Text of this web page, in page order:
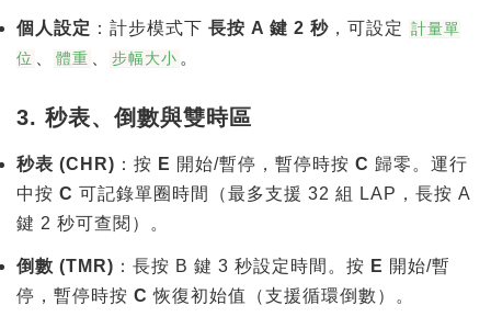
個人設定 ：計步模式下 長按 A 鍵 2 秒 ，可設定 計量單
位
體重 步幅大小 。
3. 秒表、倒數與雙時區
秒表 (CHR) ：按 E 開始/暫停，暫停時按 C 歸零。運行
中按 C 可記錄單圈時間（最多支援 32 組 LAP，長按 A
鍵 2 秒可查閱）。
倒數 (TMR) ：長按 B 鍵 3 秒設定時間。按 E 開始/暫
停，暫停時按 C 恢復初始值（支援循環倒數）。